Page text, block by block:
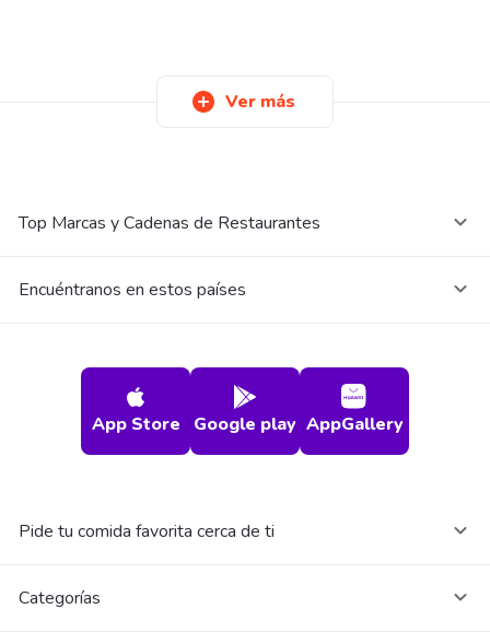
Ver más
Top Marcas y Cadenas de Restaurantes
Encuéntranos en estos países
App Store Google play AppGallery
Pide tu comida favorita cerca de ti
Categorías